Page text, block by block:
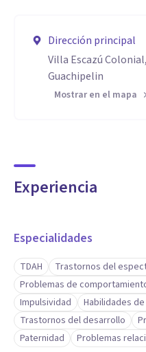
Dirección principal
Villa Escazú
Guachipelin
Mostrar en el mapa
Experiencia
Especialidades
TDAH
Trastornos del
Problemas de
Impulsividad
Habilidades
Trastornos del desarrollo
Paternidad
Problemas